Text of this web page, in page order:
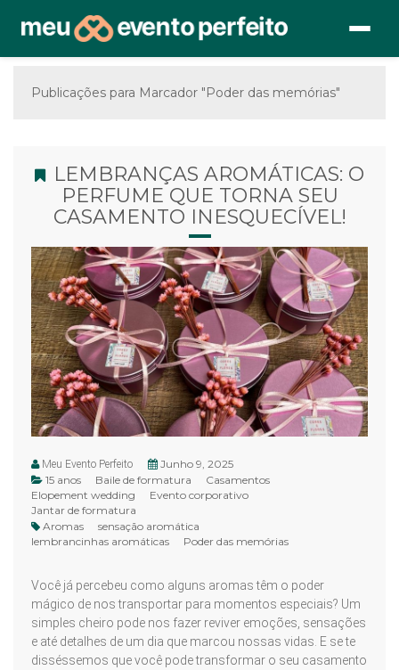
Publicações para Marcador "Poder das memórias"
LEMBRANÇAS AROMÁTICAS: O
PERFUME QUE TORNA SEU
CASAMENTO INESQUECÍVEL!
Meu Evento Perfeito
Junho 9, 2025
15 anos
Baile de formatura
Casamentos
Elopement wedding
Evento corporativo
Jantar de formatura
Aromas
sensação aromática
lembrancinhas aromáticas
Poder das memórias
Você já percebeu como alguns aromas têm o poder
mágico de nos transportar para momentos especiais? Um
simples cheiro pode nos fazer reviver emoções, sensações
e até detalhes de um dia que marcou nossas vidas. E se te
disséssemos que você pode transformar o seu casamento